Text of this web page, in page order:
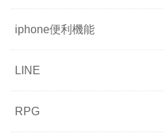
iphone便利機能
LINE
RPG